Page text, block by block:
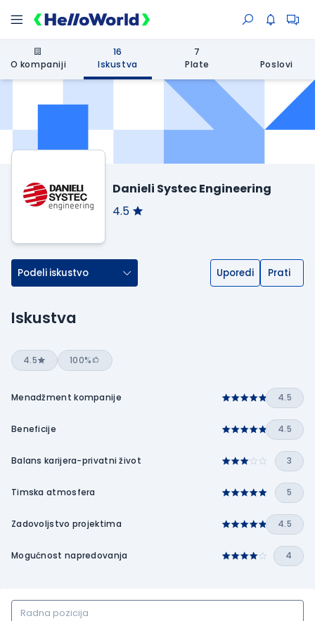
O kompaniji
16
Iskustva
7
Plate
Poslovi
Danieli Systec Engineering
4.5
Podeli iskustvo Uporedi Prati
Iskustva
4.5 100%
Menadžment kompanije 4.5
Beneficije 4.5
Balans karijera-privatni život 3
Timska atmosfera 5
Zadovoljstvo projektima 4.5
Mogućnost napredovanja 4